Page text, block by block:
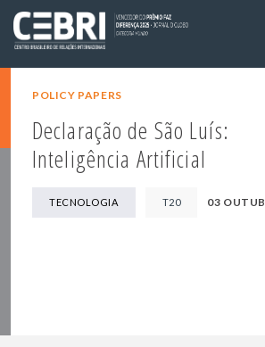
POLICY PAPERS
Declaração de São Luís:
Inteligência Artificial
TECNOLOGIA T20 03